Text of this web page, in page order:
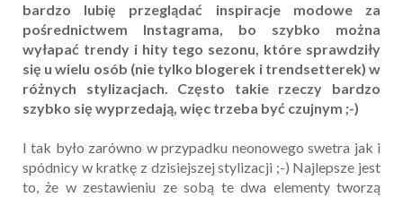
bardzo lubię przeglądać inspiracje modowe za
pośrednictwem Instagrama, bo szybko można
wyłapać trendy i hity tego sezonu, które sprawdziły
się u wielu osób (nie tylko blogerek i trendsetterek) w
różnych stylizacjach. Często takie rzeczy bardzo
szybko się wyprzedają, więc trzeba być czujnym ;-)
I tak było zarówno w przypadku neonowego swetra jak i
spódnicy w kratkę z dzisiejszej stylizacji ;-) Najlepsze jest
to, że w zestawieniu ze sobą te dwa elementy tworzą